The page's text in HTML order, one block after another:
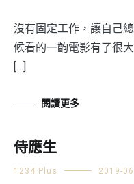
沒有固定工作，讓自己
候看的一齣電影有了很
[…]
閱讀更多
侍應生
1234 Plus 2019-